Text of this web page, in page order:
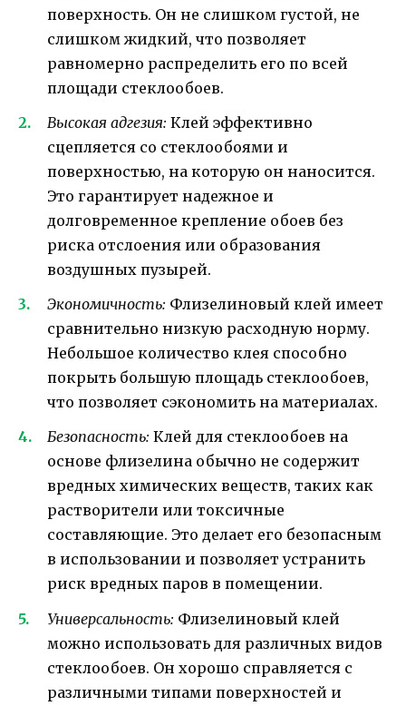
поверхность. Он не слишком густой, не
слишком жидкий, что позволяет
равномерно распределить его по всей
площади стеклообоев.
Высокая адгезия: Клей эффективно
сцепляется со стеклообоями и
поверхностью, на которую он наносится.
Это гарантирует надежное и
долговременное крепление обоев без
риска отслоения или образования
воздушных пузырей.
Экономичность: Флизелиновый клей имеет
сравнительно низкую расходную норму.
Небольшое количество клея способно
покрыть большую площадь стеклообоев,
что позволяет сэкономить на материалах.
Безопасность: Клей для стеклообоев на
основе флизелина обычно не содержит
вредных химических веществ, таких как
растворители или токсичные
составляющие. Это делает его безопасным
в использовании и позволяет устранить
риск вредных паров в помещении.
Универсальность: Флизелиновый клей
можно использовать для различных видов
стеклообоев. Он хорошо справляется с
различными типами поверхностей и